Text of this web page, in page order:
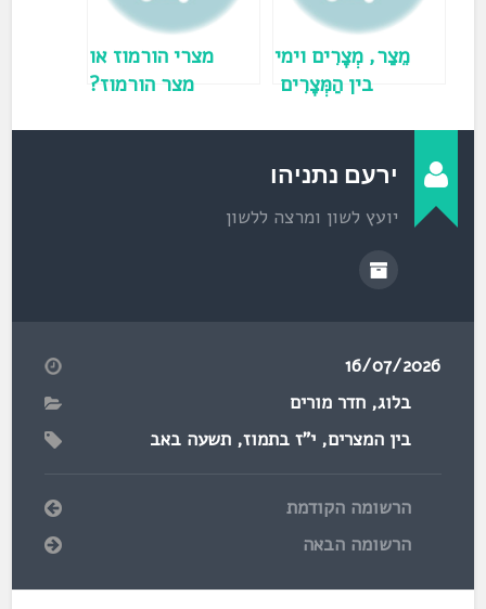
ד
ש
)
מֵצַר, מְצָרִים וימי
בין הַמְּצָרִים
מצרי הורמוז או
מצר הורמוז?
ירעם נתניהו
יועץ לשון ומרצה ללשון
16/07/2026
בלוג,חדר מורים
בין המצרים,י"ז בתמוז,תשעה באב
הרשומה הקודמת
הרשומה הבאה